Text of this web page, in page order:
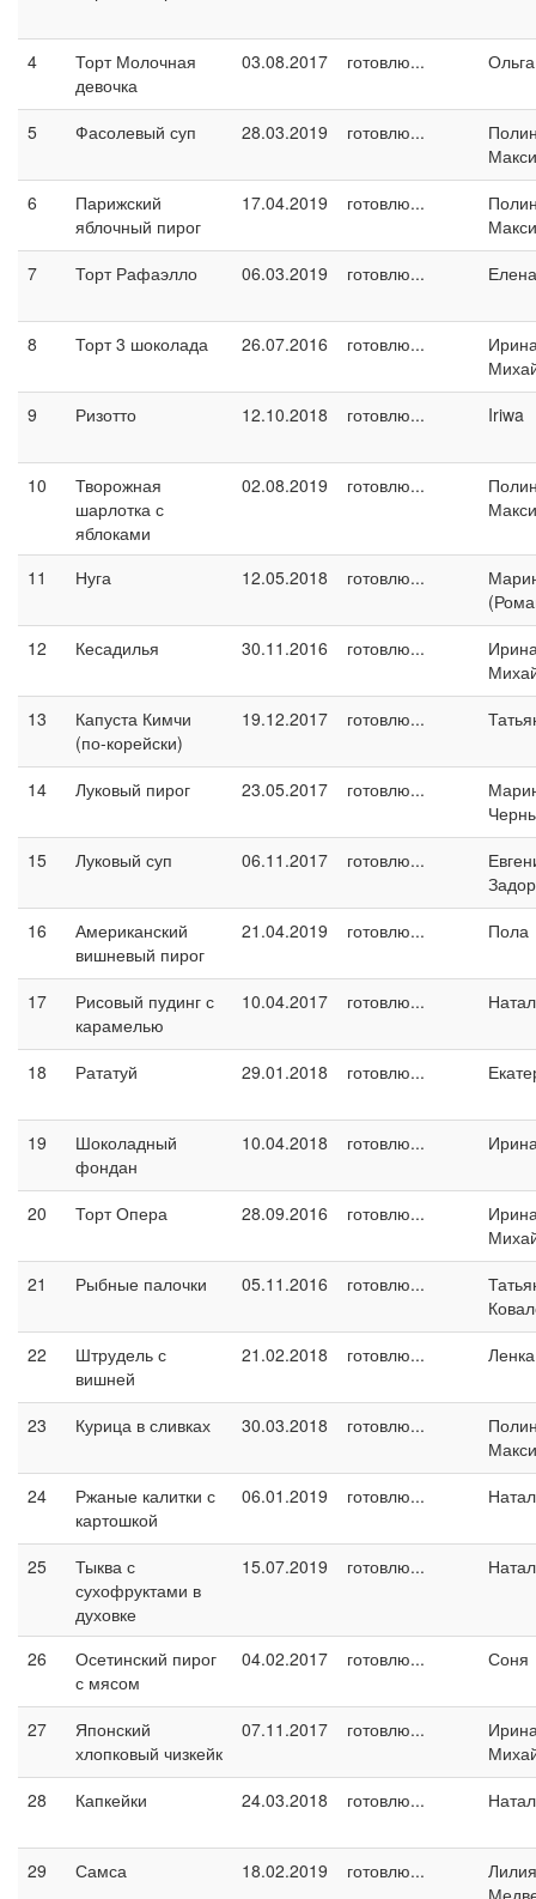
4
Торт Молочная
девочка
03.08.2017 готовлю...
5 Фасолевый суп 28.03.2019 готовлю...
6
Парижский
яблочный пирог
17.04.2019 готовлю...
7
Торт Рафаэлло 06.03.2019 готовлю... Елена
8 Торт 3 шоколада 26.07.2016 готовлю...
9
Ризотто 12.10.2018 готовлю... Iriwa
10
Творожная
шарлотка с
яблоками
02.08.2019 готовлю...
11 Нуга 12.05.2018 готовлю...
12
Кесадилья 30.11.2016 готовлю...
13
Капуста Кимчи
(по-корейски)
19.12.2017 готовлю...
14 Луковый пирог 23.05.2017 готовлю...
15
Луковый суп 06.11.2017 готовлю...
16
Американский
вишневый пирог
21.04.2019 готовлю... Пола
17
Рисовый пудинг с
карамелью
10.04.2017 готовлю...
18 Рататуй 29.01.2018 готовлю...
19
Шоколадный
фондан
10.04.2018 готовлю...
20 Торт Опера 28.09.2016 готовлю...
21
Рыбные палочки 05.11.2016 готовлю...
22
Штрудель с
вишней
21.02.2018 готовлю...
23 Курица в сливках 30.03.2018 готовлю...
24
Ржаные калитки с
картошкой
06.01.2019 готовлю...
25
Тыква с
сухофруктами в
духовке
15.07.2019 готовлю...
26
Осетинский пирог
с мясом
04.02.2017 готовлю... Соня
27
Японский
хлопковый чизкейк
07.11.2017 готовлю...
28
Капкейки 24.03.2018 готовлю...
29 Самса 18.02.2019 готовлю...
Лилия